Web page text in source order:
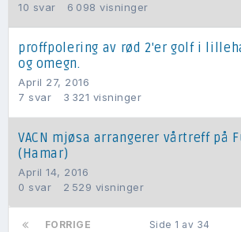
10 svar 6 098 visninger
proffpolering av rød 2'er golf i
og omegn.
April 27, 2016
7 svar 3 321 visninger
VACN mjøsa arrangerer vårtreff på
(Hamar)
April 14, 2016
0 svar 2 529 visninger
FORRIGE Side 1 av 34